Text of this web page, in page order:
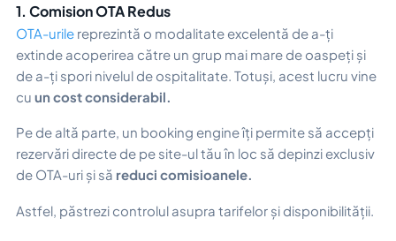
1. Comision OTA Redus
OTA-urile reprezintă o modalitate excelentă de a-ți
extinde acoperirea către un grup mai mare de oaspeți și
de a-ți spori nivelul de ospitalitate. Totuși, acest lucru vine
cu un cost considerabil.
Pe de altă parte, un booking engine îți permite să accepți
rezervări directe de pe site-ul tău în loc să depinzi exclusiv
de OTA-uri și să reduci comisioanele.
Astfel, păstrezi controlul asupra tarifelor și disponibilității.